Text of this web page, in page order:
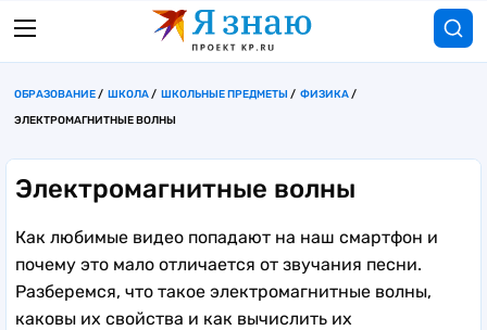
ОБРАЗОВАНИЕ ШКОЛА ШКОЛЬНЫЕ ПРЕДМЕТЫ
ФИЗИКА
ЭЛЕКТРОМАГНИТНЫЕ ВОЛНЫ
Электромагнитные волны
Как любимые видео попадают на наш смартфон и
почему это мало отличается от звучания песни.
Разберемся, что такое электромагнитные волны,
каковы их свойства и как вычислить их